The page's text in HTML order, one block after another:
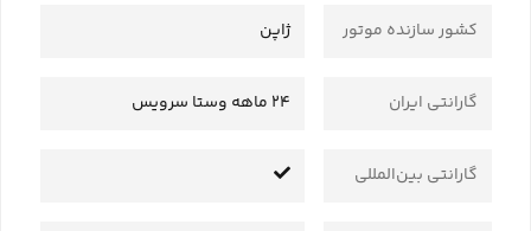
کشور سازنده موتور ژاپن
گارانتی ایران 24 ماهه وستا سرویس
گارانتی بین‌المللی